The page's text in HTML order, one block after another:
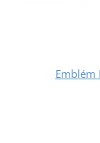
Emblém